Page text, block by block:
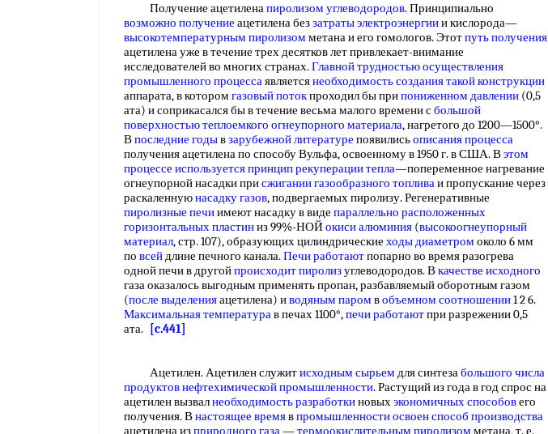
Получение ацетиленапиролизом углеводородов. Принципиально
возможно получение ацетилена беззатраты электроэнергиии кислорода—
высокотемпературным пиролизом метана и его гомологов. Этотпуть получения
ацетилена уже в течение трех десятков лет привлекает-внимание
исследователей во многих странах.Главной трудностьюосуществления
промышленного процессаявляетсянеобходимость созданиятакой конструкции
аппарата, в котором газовый потокпроходил бы припониженном давлении (0,5
ата) и соприкасался бы в течение весьма малого времени сбольшой
поверхностьютеплоемкого огнеупорного материала, нагретого до 1200—1500°.
Впоследние годывзарубежной литературе появилисьописания процесса
получения ацетилена по способу Вульфа, освоенному в 1950 г. в США. Вэтом
процессе используется принципрекуперации тепла—попеременное нагревание
огнеупорной насадки присжигании газообразного топливаи пропускание через
раскаленнуюнасадку газов, подвергаемых пиролизу. Регенеративные
пиролизные печиимеют насадку в виде параллельно расположенных
горизонтальных пластиниз 99%-НОЙокиси алюминия (высокоогнеупорный
материал, стр. 107), образующих цилиндрические ходы диаметром около 6 мм
по всейдлине печного канала.Печи работаютпопарно во время разогрева
одной печи в другойпроисходит пиролизуглеводородов. Вкачестве исходного
газа оказалось выгодным применять пропан, разбавляемый оборотным газом
(после выделенияацетилена) иводяным паром вобъемном соотношении1 2 6.
Максимальная температурав печах 1100°,печи работаютпри разрежении 0,5
ата.
[c.441]
Ацетилен. Ацетилен служитисходным сырьем для синтезабольшого числа
продуктовнефтехимической промышленности. Растущий из года в год спрос на
ацетилен вызвалнеобходимость разработкиновыхэкономичных способовего
получения. Внастоящее времявпромышленности освоенспособ производства
ацетилена изприродного газа—термоокислительным пиролизом метана, т. е.